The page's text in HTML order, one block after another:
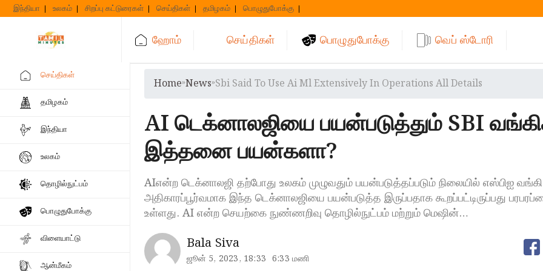
Skip
to
இந்தியா உலகம் சிறப்பு கட்டுரைகள் செய்திகள் தமிழகம் பொழுதுபோக்கு
ஹோம் செய்திகள் பொழுதுபோக்கு வெப் ஸ்டோரி
செய்திகள்
தமிழகம்
இந்தியா
உலகம்
தொழில்நுட்பம்
பொழுதுபோக்கு
விளையாட்டு
ஆன்மீகம்
Home»News»Sbi Said To Use Ai Ml Extensively In Operations All Details
AI டெக்னாலஜியை பயன்படுத்தும் SBI
இத்தனை பயன்களா?
AIஎன்ற டெக்னாலஜி தற்போது உலகம் முழுவதும் பயன்படுத்தப்படும் நிலையில் எஸ்பிஐ வங்கி
அதிகாரப்பூர்வமாக இந்த டெக்னாலஜியை பயன்படுத்த இருப்பதாக கூறப்பட்டிருப்பது
உள்ளது. AI என்ற செயற்கை நுண்ணறிவு தொழில்நுட்பம் மற்றும் மெஷின்…
Bala Siva
ஜூன் 5, 2023, 18:33 6:33 மணி